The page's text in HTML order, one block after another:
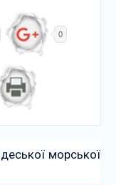
0
морської